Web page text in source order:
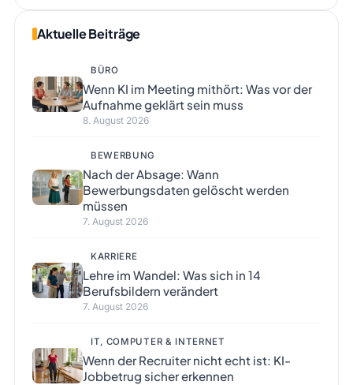
Aktuelle Beiträge
BÜRO
Wenn KI im Meeting mithört: Was vor der
Aufnahme geklärt sein muss
8. August 2026
BEWERBUNG
Nach der Absage: Wann
Bewerbungsdaten gelöscht werden
müssen
7. August 2026
KARRIERE
Lehre im Wandel: Was sich in 14
Berufsbildern verändert
7. August 2026
IT, COMPUTER & INTERNET
Wenn der Recruiter nicht echt ist: KI-
Jobbetrug sicher erkennen